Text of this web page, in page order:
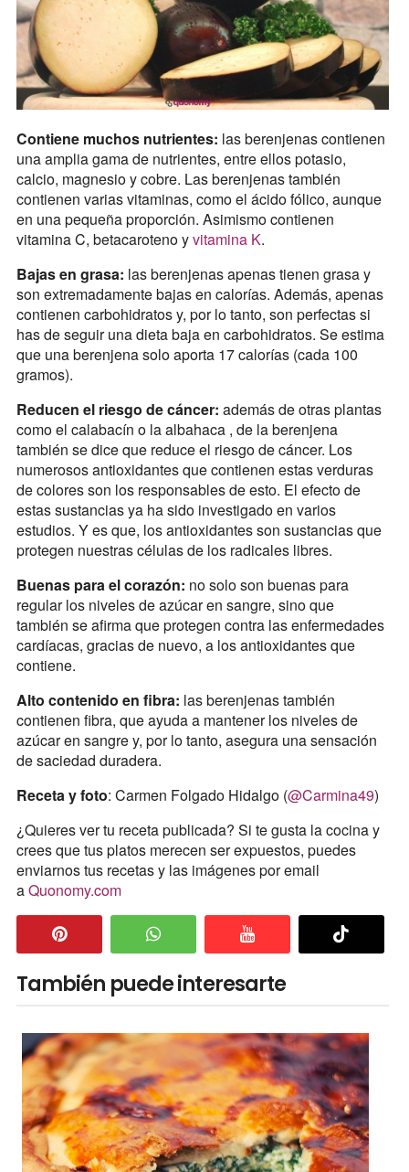
Contiene muchos nutrientes: las berenjenas contienen
una amplia gama de nutrientes, entre ellos potasio,
calcio, magnesio y cobre. Las berenjenas también
contienen varias vitaminas, como el ácido fólico, aunque
en una pequeña proporción. Asimismo contienen
vitamina C, betacaroteno yvitamina K.
Bajas en grasa: las berenjenas apenas tienen grasa y
son extremadamente bajas en calorías. Además, apenas
contienen carbohidratos y, por lo tanto, son perfectas si
has de seguir una dieta baja en carbohidratos. Se estima
que una berenjena solo aporta 17 calorías (cada 100
gramos).
Reducen el riesgo de cáncer: además de otras plantas
como el calabacín o la albahaca , de la berenjena
también se dice que reduce el riesgo de cáncer. Los
numerosos antioxidantes que contienen estas verduras
de colores son los responsables de esto. El efecto de
estas sustancias ya ha sido investigado en varios
estudios. Y es que, los antioxidantes son sustancias que
protegen nuestras células de los radicales libres.
Buenas para el corazón: no solo son buenas para
regular los niveles de azúcar en sangre, sino que
también se afirma que protegen contra las enfermedades
cardíacas, gracias de nuevo, a los antioxidantes que
contiene.
Alto contenido en fibra: las berenjenas también
contienen fibra, que ayuda a mantener los niveles de
azúcar en sangre y, por lo tanto, asegura una sensación
de saciedad duradera.
Receta y foto: Carmen Folgado Hidalgo (@Carmina49)
¿Quieres ver tu receta publicada? Si te gusta la cocina y
crees que tus platos merecen ser expuestos, puedes
enviarnos tus recetas y las imágenes por email
aQuonomy.com
También puede interesarte